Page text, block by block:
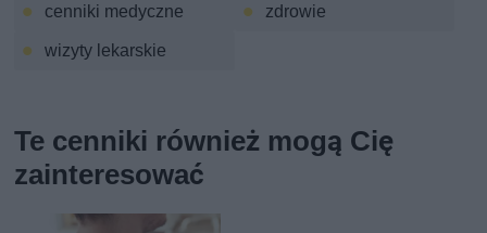
cenniki medyczne
zdrowie
wizyty lekarskie
Te cenniki również mogą Cię
zainteresować